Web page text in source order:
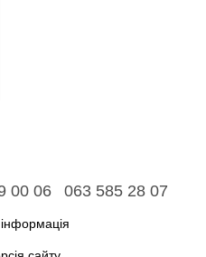
00 06 063 585 28 07